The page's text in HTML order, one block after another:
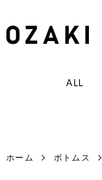
ALL
ホーム ボトムス